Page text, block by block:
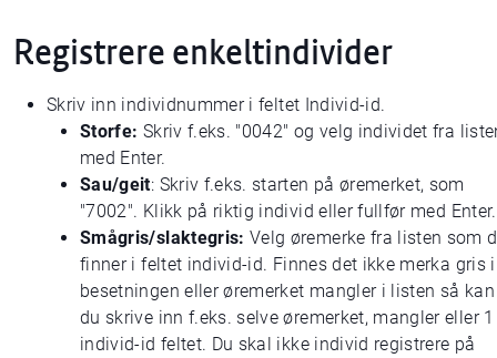
Registrere enkeltindivider
Skriv inn individnummer i feltet Individ-id.
Storfe: Skriv f.eks. "0042" og velg individet fra
med Enter.
Sau/geit: Skriv f.eks. starten på øremerket, som
"7002". Klikk på riktig individ eller fullfør med Enter.
Smågris/slaktegris: Velg øremerke fra listen som
finner i feltet individ-id. Finnes det ikke merka gris i
besetningen eller øremerket mangler i listen så kan
du skrive inn f.eks. selve øremerket, mangler eller
individ-id feltet. Du skal ikke individ registrere på